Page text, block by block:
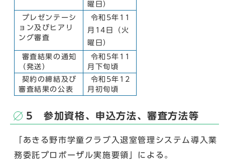
曜日）
プレゼンテーシ
ョン及びヒアリ
ング審査
令和5年11
月14日（火
曜日）
審査結果の通知
（発送）
令和5年11
月下旬頃
契約の締結及び
審査結果の公表
令和5年12
月初旬頃
5 参加資格、申込方法、審査方法等
「あきる野市学童クラブ入退室管理システム導入業
務委託プロポーザル実施要領」による。